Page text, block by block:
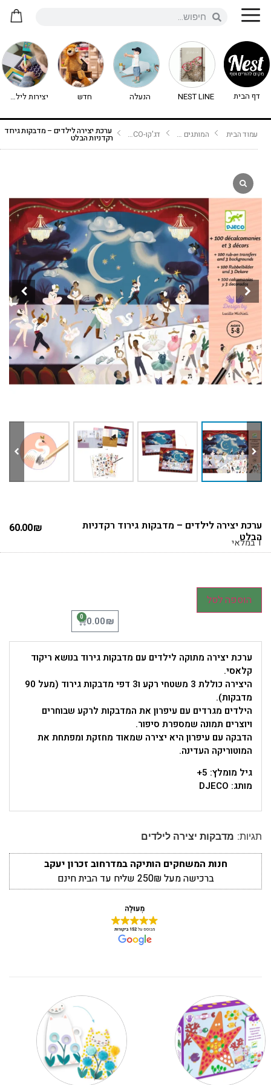
דף הבית NEST LINE הנעלה חדש יצירות לילדים - יצירה לילדים
עמוד הבית המותגים שלנו דג'קו-DJECO נימיגו ערכת יצירה לילדים – מדבקות גירוד
רקדניות הבלט
ערכת יצירה לילדים – מדבקות גירוד רקדניות
הבלט
60.00₪
1 במלאי
הוספה לסל
0.00₪
0
ערכת יצירה מתוקה לילדים עם מדבקות גירוד בנושא ריקוד
קלאסי.
היצירה כוללת 3 משטחי רקע ו3 דפי מדבקות גירוד (מעל 90
מדבקות).
הילדים מגרדים עם עיפרון את המדבקות לרקע שבוחרים
ויוצרים תמונה שמספרת סיפור.
הדבקה עם עיפרון היא יצירה שמאוד מחזקת ומפתחת את
המוטוריקה העדינה.
גיל מומלץ: 5+
מותג: DJECO
תגיות: מדבקות יצירה לילדים
חנות המשחקים הותיקה במדרחוב זכרון יעקב
ברכישה מעל 250₪ שליח עד הבית חינם